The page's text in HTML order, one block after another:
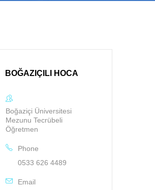
BOĞAZIÇILI HOCA
Boğaziçi Üniversitesi
Mezunu Tecrübeli
Öğretmen
Phone
0533 626 4489
Email